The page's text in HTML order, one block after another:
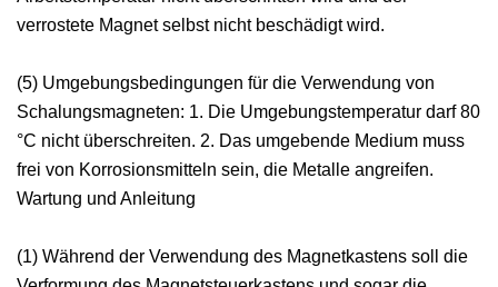
verrostete Magnet selbst nicht beschädigt wird.
(5) Umgebungsbedingungen für die Verwendung von
Schalungsmagneten: 1. Die Umgebungstemperatur darf 80
°C nicht überschreiten. 2. Das umgebende Medium muss
frei von Korrosionsmitteln sein, die Metalle angreifen.
Wartung und Anleitung
(1) Während der Verwendung des Magnetkastens soll die